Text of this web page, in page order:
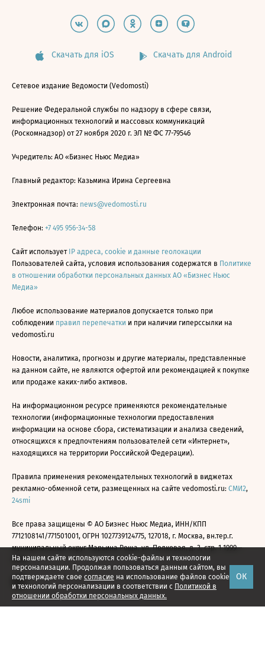
На нашем сайте используются cookie-файлы и технологии
персонализации. Продолжая пользоваться данным сайтом, вы
подтверждаете свое согласие на использование файлов cookie
и технологий персонализации в соответствии с Политикой в
отношении обработки персональных данных.
ОК
Скачать для iOS Скачать для Android
Сетевое издание Ведомости (Vedomosti)
Решение Федеральной службы по надзору в сфере связи,
информационных технологий и массовых коммуникаций
(Роскомнадзор) от 27 ноября 2020 г. ЭЛ № ФС 77-79546
Учредитель: АО «Бизнес Ньюс Медиа»
Главный редактор: Казьмина Ирина Сергеевна
Электронная почта: news@vedomosti.ru
Телефон: +7 495 956-34-58
Сайт использует IP адреса, cookie и данные геолокации
Пользователей сайта, условия использования содержатся в Политике
в отношении обработки персональных данных АО «Бизнес Ньюс
Медиа»
Любое использование материалов допускается только при
соблюдении правил перепечатки и при наличии гиперссылки на
vedomosti.ru
Новости, аналитика, прогнозы и другие материалы, представленные
на данном сайте, не являются офертой или рекомендацией к покупке
или продаже каких-либо активов.
На информационном ресурсе применяются рекомендательные
технологии (информационные технологии предоставления
информации на основе сбора, систематизации и анализа сведений,
относящихся к предпочтениям пользователей сети «Интернет»,
находящихся на территории Российской Федерации).
Правила применения рекомендательных технологий в виджетах
рекламно-обменной сети, размещенных на сайте vedomosti.ru: СМИ2,
24smi
Все права защищены © АО Бизнес Ньюс Медиа, ИНН/КПП
7712108141/771501001, ОГРН 1027739124775, 127018, г. Москва, вн.тер.г.
муниципальный округ Марьина Роща, ул. Полковая, д. 3, стр. 1 1999—
2026